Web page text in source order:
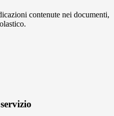
contenute nei documenti,